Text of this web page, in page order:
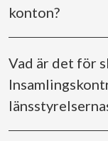
konton?
Vad är det för